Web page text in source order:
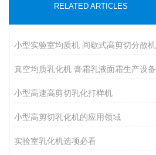
RELATED ARTICLES
真空均质乳化机 膏霜乳液面霜生产设备
小型高速高剪切乳化打样机
小型高剪切乳化机的应用领域
实验室乳化机选项必看